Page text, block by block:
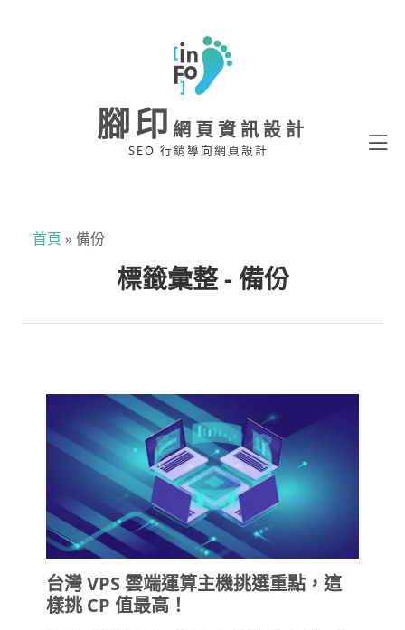
腳印 網頁資訊設計
SEO 行銷導向網頁設計
首頁 »備份
標籤彙整 - 備份
台灣 VPS 雲端運算主機挑選重點，這
樣挑 CP 值最高！